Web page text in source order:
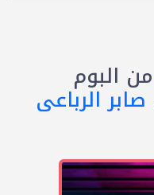
من البوم
صابر الرباعى